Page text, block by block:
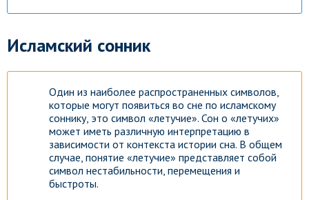
Исламский сонник
Один из наиболее распространенных символов,
которые могут появиться во сне по исламскому
соннику, это символ «летучие». Сон о «летучих»
может иметь различную интерпретацию в
зависимости от контекста истории сна. В общем
случае, понятие «летучие» представляет собой
символ нестабильности, перемещения и
быстроты.